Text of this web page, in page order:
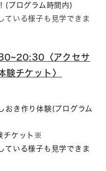
(プログラム時間内)
ている様子も見学できま
〈アクセサ
験チケット〉
き作り体験(プログラム
チケット※
ている様子も見学できま